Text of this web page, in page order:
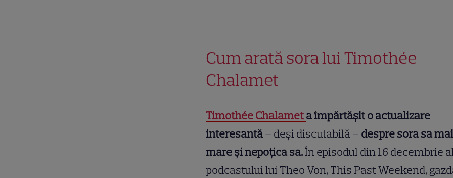
Cum arată sora lui Timothée
Chalamet
Timothée Chalameta împărtășit o actualizare
interesantă– deși discutabilă – despre sora sa mai
mare și nepoțica sa.În episodul din 16 decembrie
podcastului lui Theo Von, This Past Weekend,